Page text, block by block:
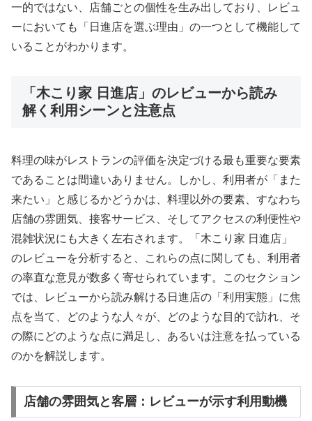
一的ではない、店舗ごとの個性を生み出しており、レビュ
ーにおいても「日進店を選ぶ理由」の一つとして機能して
いることがわかります。
「木こり家 日進店」のレビューから読み
解く利用シーンと注意点
料理の味がレストランの評価を決定づける最も重要な要素
であることは間違いありません。しかし、利用者が「また
来たい」と感じるかどうかは、料理以外の要素、すなわち
店舗の雰囲気、接客サービス、そしてアクセスの利便性や
混雑状況にも大きく左右されます。「木こり家 日進店」
のレビューを分析すると、これらの点に関しても、利用者
の率直な意見が数多く寄せられています。このセクション
では、レビューから読み解ける日進店の「利用実態」に焦
点を当て、どのような人々が、どのような目的で訪れ、そ
の際にどのような点に満足し、あるいは注意を払っている
のかを解説します。
店舗の雰囲気と客層：レビューが示す利用動機